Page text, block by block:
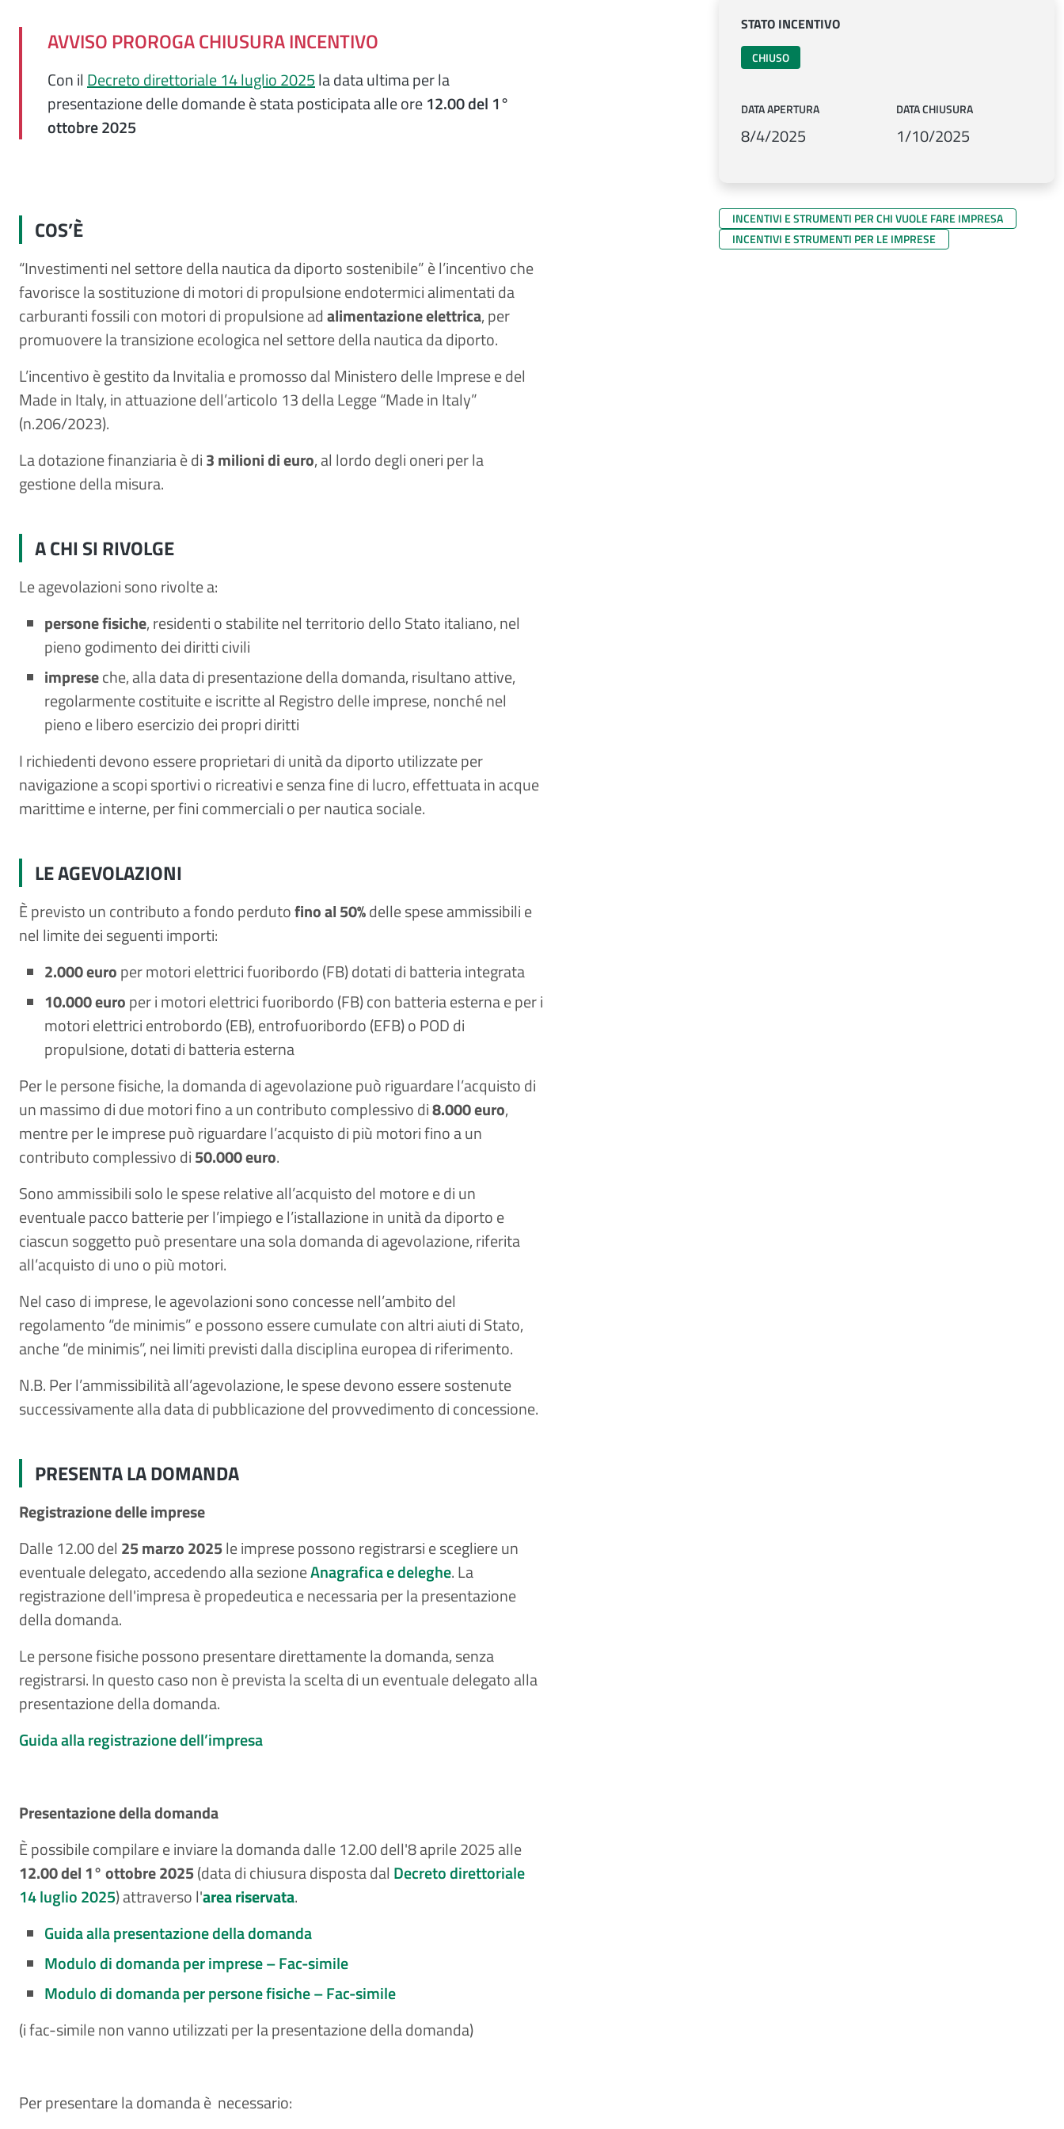
AVVISO PROROGA CHIUSURA INCENTIVO
Con il Decreto direttoriale 14 luglio 2025la data ultima per la
presentazione delle domande è stata posticipata alle ore12.00 del 1°
ottobre 2025
COS’È
“Investimenti nel settore della nautica da diporto sostenibile” è l’incentivo che
favorisce la sostituzione di motori di propulsione endotermici alimentati da
carburanti fossili con motori di propulsione adalimentazione elettrica, per
promuovere la transizione ecologica nel settore della nautica da diporto.
L’incentivo è gestito da Invitalia e promosso dal Ministero delle Imprese e del
Made in Italy, in attuazione dell’articolo 13 della Legge “Made in Italy”
(n.206/2023).
La dotazione finanziaria è di3 milioni di euro, al lordo degli oneri per la
gestione della misura.
A CHI SI RIVOLGE
Le agevolazioni sono rivolte a:
persone fisiche, residenti o stabilite nel territorio dello Stato italiano, nel
pieno godimento dei diritti civili
impreseche, alla data di presentazione della domanda, risultano attive,
regolarmente costituite e iscritte al Registro delle imprese, nonché nel
pieno e libero esercizio dei propri diritti
I richiedenti devono essere proprietari di unità da diporto utilizzate per
navigazione a scopi sportivi o ricreativi e senza fine di lucro, effettuata in acque
marittime e interne, per fini commerciali o per nautica sociale.
LE AGEVOLAZIONI
È previsto un contributo a fondo perdutofino al 50%delle spese ammissibili e
nel limite dei seguenti importi:
2.000 europer motori elettrici fuoribordo (FB) dotati di batteria integrata
10.000 europer i motori elettrici fuoribordo (FB) con batteria esterna e per i
motori elettrici entrobordo (EB), entrofuoribordo (EFB) o POD di
propulsione, dotati di batteria esterna
Per le persone fisiche, la domanda di agevolazione può riguardare l’acquisto di
un massimo di due motori fino a un contributo complessivo di8.000 euro,
mentre per le imprese può riguardare l’acquisto di più motori fino a un
contributo complessivo di50.000 euro.
Sono ammissibili solo le spese relative all’acquisto del motore e di un
eventuale pacco batterie per l’impiego e l’istallazione in unità da diporto e
ciascun soggetto può presentare una sola domanda di agevolazione, riferita
all’acquisto di uno o più motori.
Nel caso di imprese, le agevolazioni sono concesse nell’ambito del
regolamento “de minimis” e possono essere cumulate con altri aiuti di Stato,
anche “de minimis”, nei limiti previsti dalla disciplina europea di riferimento.
N.B. Per l’ammissibilità all’agevolazione, le spese devono essere sostenute
successivamente alla data di pubblicazione del provvedimento di concessione.
PRESENTA LA DOMANDA
Registrazione delle imprese
Dalle 12.00 del 25 marzo 2025le imprese possono registrarsi e scegliere un
eventuale delegato, accedendo alla sezioneAnagrafica e deleghe. La
registrazione dell'impresa è propedeutica e necessaria per la presentazione
della domanda.
Le persone fisiche possono presentare direttamente la domanda, senza
registrarsi. In questo caso non è prevista la scelta di un eventuale delegato alla
presentazione della domanda.
Guida alla registrazione dell’impresa
Presentazione della domanda
È possibile compilare e inviare la domanda dalle 12.00 dell'8 aprile 2025 alle
12.00 del 1° ottobre 2025(data di chiusura disposta dal Decreto direttoriale
14 luglio 2025) attraverso l'area riservata.
Guida alla presentazione della domanda
Modulo di domanda per imprese – Fac-simile
Modulo di domanda per persone fisiche – Fac-simile
(i fac-simile non vanno utilizzati per la presentazione della domanda)
Per presentare la domanda è necessario:
STATO INCENTIVO
CHIUSO
DATA APERTURA
8/4/2025
DATA CHIUSURA
1/10/2025
INCENTIVI E STRUMENTI PER CHI VUOLE FARE IMPRESA
INCENTIVI E STRUMENTI PER LE IMPRESE